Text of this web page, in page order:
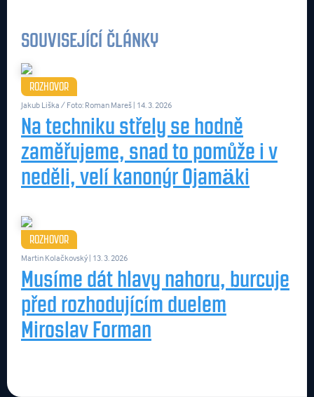
SOUVISEJÍCÍ ČLÁNKY
ROZHOVOR
Jakub Liška / Foto: Roman Mareš | 14. 3. 2026
Na techniku střely se hodně
zaměřujeme, snad to pomůže i v
neděli, velí kanonýr Ojamäki
ROZHOVOR
Martin Kolačkovský| 13. 3. 2026
Musíme dát hlavy nahoru, burcuje
před rozhodujícím duelem
Miroslav Forman